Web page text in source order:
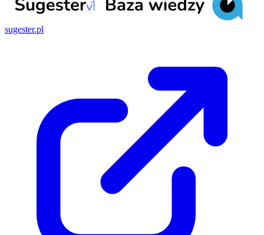
sugester.pl